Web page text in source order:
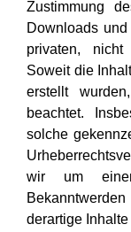
Zustimmung
Downloads
privaten, nicht
Soweit die
erstellt
beachtet.
solche
wir um
derartige